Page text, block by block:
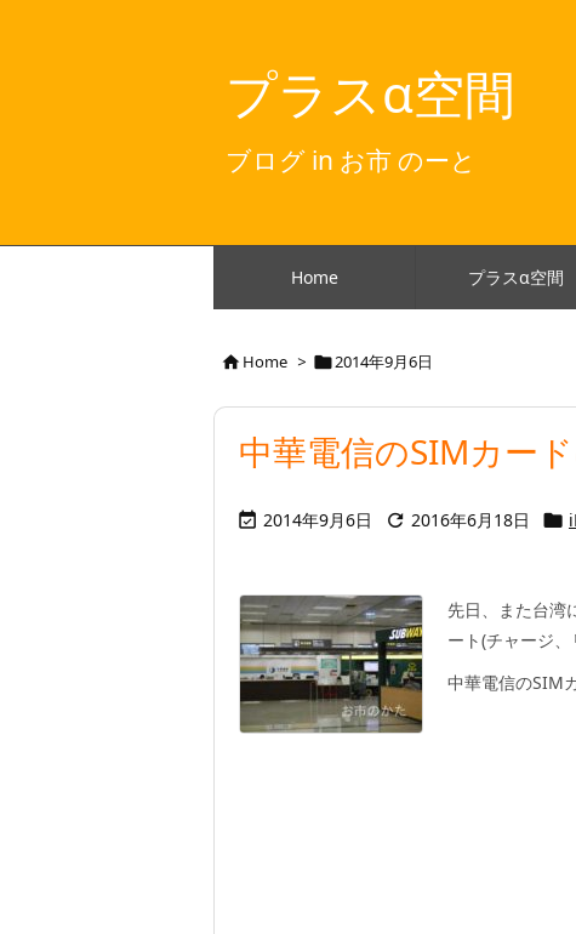
プラスα空間
ブログ in お市 のーと
Home プラスα空間
Home > 2014年9月6日
中華電信のSIMカー
 2014年9月6日  2016年6月18日 
先日、また台湾
ート(チャージ
中華電信のSIM